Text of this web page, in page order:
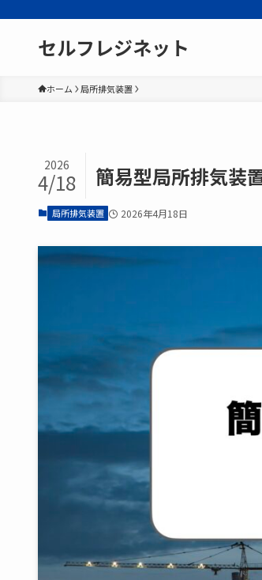
セルフレジネット
ホーム 局所排気装置
簡易型局所排気装
2026
4/18
局所排気装置 2026年4月18日